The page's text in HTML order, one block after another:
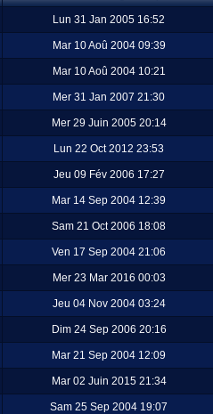
Lun 31 Jan 2005 16:52
Mar 10 Aoû 2004 09:39
Mar 10 Aoû 2004 10:21
Mer 31 Jan 2007 21:30
Mer 29 Juin 2005 20:14
Lun 22 Oct 2012 23:53
Jeu 09 Fév 2006 17:27
Mar 14 Sep 2004 12:39
Sam 21 Oct 2006 18:08
Ven 17 Sep 2004 21:06
Mer 23 Mar 2016 00:03
Jeu 04 Nov 2004 03:24
Dim 24 Sep 2006 20:16
Mar 21 Sep 2004 12:09
Mar 02 Juin 2015 21:34
Sam 25 Sep 2004 19:07